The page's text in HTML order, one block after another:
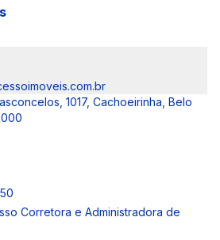
1017, Cachoeirinha, Belo
Corretora e Administradora de